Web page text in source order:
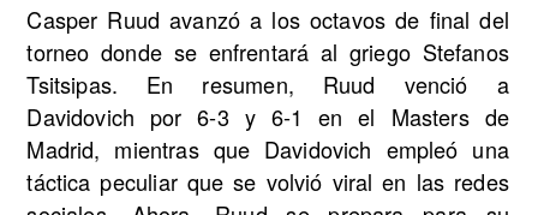
Casper Ruud avanzó a los octavos de final del
torneo donde se enfrentará al griego Stefanos
Tsitsipas. En resumen, Ruud venció a
Davidovich por 6-3 y 6-1 en el Masters de
Madrid, mientras que Davidovich empleó una
táctica peculiar que se volvió viral en las redes